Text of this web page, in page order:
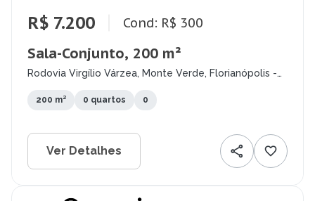
R$ 7.200 Cond: R$ 300
Sala-Conjunto, 200 m²
Rodovia Virgílio Várzea, Monte Verde, Florianópolis -
200 m² 0 quartos 0
Ver Detalhes